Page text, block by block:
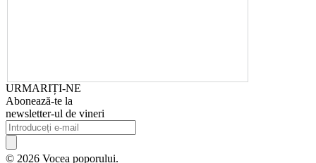
URMARIȚI-NE
Abonează-te la
newsletter-ul de vineri
© 2026 Vocea poporului.